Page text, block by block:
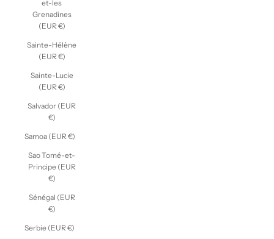
et-les
Grenadines
(EUR €)
Sainte-Hélène
(EUR €)
Sainte-Lucie
(EUR €)
Salvador (EUR
€)
Samoa (EUR €)
Sao Tomé-et-
Principe (EUR
€)
Sénégal (EUR
€)
Serbie (EUR €)